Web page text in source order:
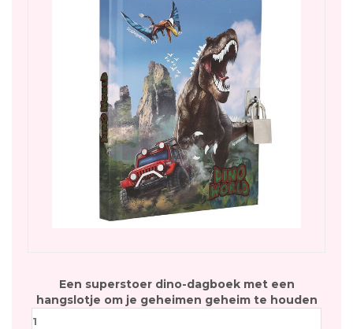
Een superstoer dino-dagboek met een
hangslotje om je geheimen geheim te houden